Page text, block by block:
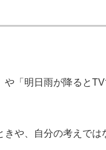
や「明日雨が降ると
や、自分の考えでは